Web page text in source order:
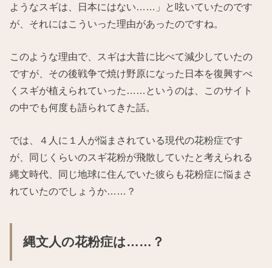
ようなスギは、日本にはない……」と呟いていたのです
が、それにはこういった理由があったのですね。
このような理由で、スギは大昔に比べて減少していたの
ですが、その後戦争で焼け野原になった日本を復興すべ
くスギが植えられていった……というのは、このサイト
の中でも何度も語られてきた話。
では、４人に１人が悩まされている現代の花粉症です
が、同じくらいのスギ花粉が飛散していたと考えられる
縄文時代、同じ地球に住んでいた彼らも花粉症に悩まさ
れていたのでしょうか……？
縄文人の花粉症は……？